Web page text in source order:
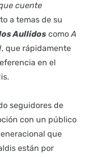
cuente
a temas de su
AullidoscomoA
, que rápidamente
en el
seguidores de
con un público
que
están por